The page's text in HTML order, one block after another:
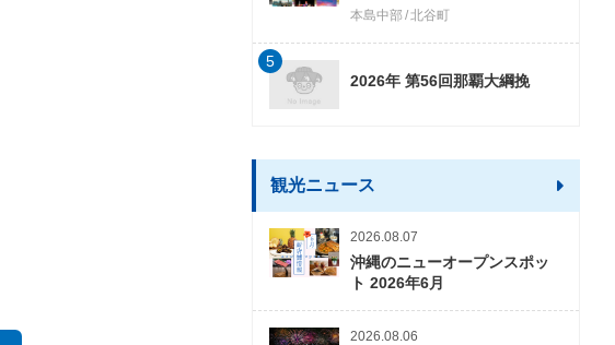
本島中部 北谷町
2026年 第56回那覇大綱挽
5
観光ニュース
2026.08.07
沖縄のニューオープンスポッ
ト 2026年6月
2026.08.06